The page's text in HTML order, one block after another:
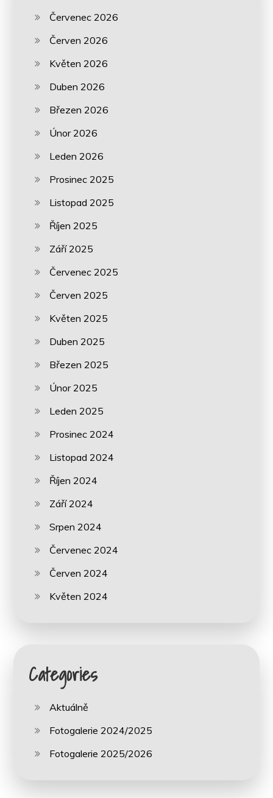
Červenec 2026
Červen 2026
Květen 2026
Duben 2026
Březen 2026
Únor 2026
Leden 2026
Prosinec 2025
Listopad 2025
Říjen 2025
Září 2025
Červenec 2025
Červen 2025
Květen 2025
Duben 2025
Březen 2025
Únor 2025
Leden 2025
Prosinec 2024
Listopad 2024
Říjen 2024
Září 2024
Srpen 2024
Červenec 2024
Červen 2024
Květen 2024
Categories
Aktuálně
Fotogalerie 2024/2025
Fotogalerie 2025/2026